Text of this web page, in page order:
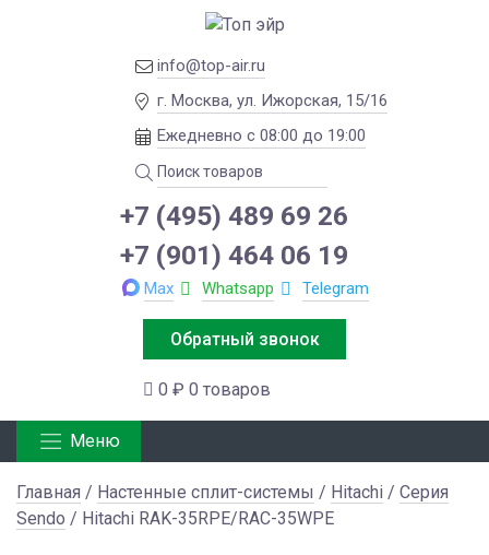
info@top-air.ru
г. Москва, ул. Ижорская, 15/16
Ежедневно с 08:00 до 19:00
+7 (495) 489 69 26
+7 (901) 464 06 19
Max Whatsapp Telegram
Обратный звонок
0 ₽ 0 товаров
Меню
Главная / Настенные сплит-системы / Hitachi / Серия
Sendo / Hitachi RAK-35RPE/RAC-35WPE